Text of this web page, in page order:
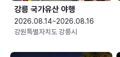
강릉 국가유산 야행
2026.08.14~2026.08.16
강원특별자치도 강릉시